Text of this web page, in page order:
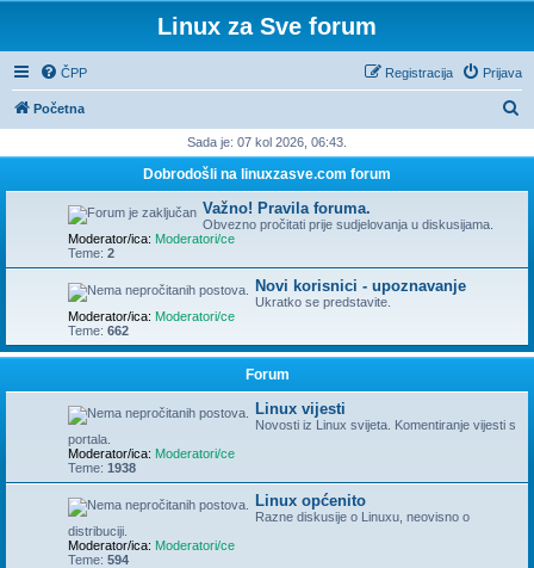
Linux za Sve forum
ČPP Prijava
Registracija
Početna
t
Sada je: 07 kol 2026, 06:43.
Dobrodošli na linuxzasve.com forum
Važno! Pravila foruma.
Obvezno pročitati prije sudjelovanja u diskusijama.
Moderator/ica: Moderatori/ce
Teme: 2
Novi korisnici - upoznavanje
Ukratko se predstavite.
Moderator/ica: Moderatori/ce
Teme: 662
Forum
Linux vijesti
Novosti iz Linux svijeta. Komentiranje vijesti s
portala.
Moderator/ica: Moderatori/ce
Teme: 1938
Linux općenito
Razne diskusije o Linuxu, neovisno o
distribuciji.
Moderator/ica: Moderatori/ce
Teme: 594